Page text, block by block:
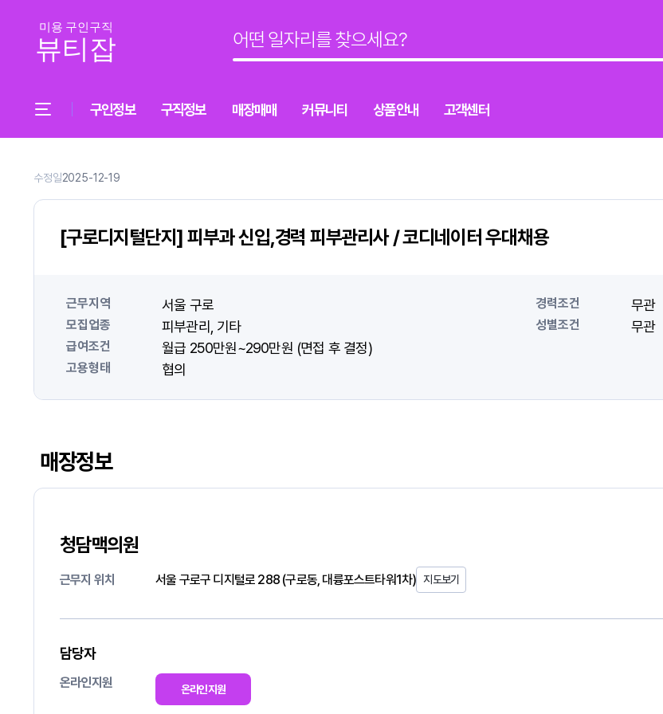
구인정보 구직정보 매장매매 커뮤니티 상품안내 고객센터
수정일2025-12-19
[구로디지털단지] 피부과 신입,경력 피부관리사 / 코디네이터 우대채용
근무지역 서울 구로
모집업종 피부관리 기타
급여조건 월급 250만원~290만원 (면접 후 결정)
고용형태 협의
경력조건 무관
성별조건 무관
매장정보
청담맥의원
근무지 위치 서울 구로구 디지털로 288 (구로동, 대륭포스트타워1차) 지도보기
담당자
온라인지원 온라인지원